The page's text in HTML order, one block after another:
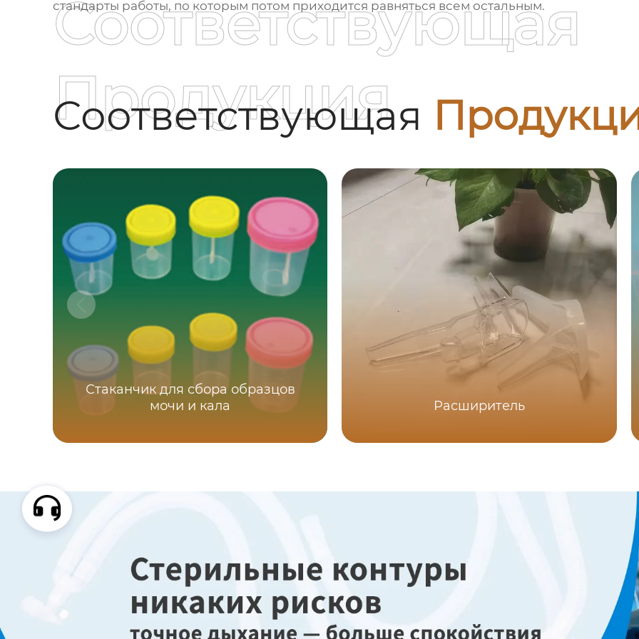
стандарты работы, по которым потом приходится равняться всем остальным.
Соответствующая
Соответствующая
Продукция
Стаканчик для сбора образцов
мочи и кала
Расширитель